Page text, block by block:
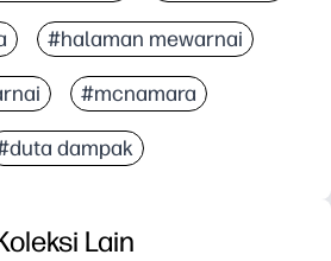
#halaman mewarnai
#mcnamara
dampak
Lain